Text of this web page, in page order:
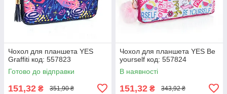
Чохол для планшета YES
Graffiti код: 557823
Готово до відправки
151,32 ₴ 351,90 ₴
Чохол для планшета YES Be
yourself код: 557824
В наявності
151,32 ₴ 343,92 ₴